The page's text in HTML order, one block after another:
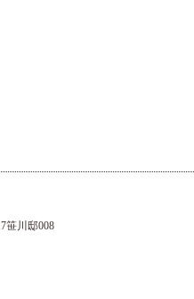
笹川邸008